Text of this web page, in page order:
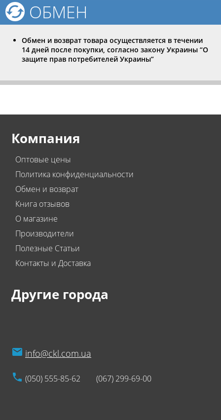
ОБМЕН
Обмен и возврат товара осуществляется в течении
14 дней после покупки, согласно закону Украины “О
защите прав потребителей Украины”
Компания
Оптовые цены
Политика конфиденциальности
Обмен и возврат
Книга отзывов
О магазине
Производители
Полезные Статьи
Контакты и Доставка
Другие города
info@ckl.com.ua
(050) 555-85-62 (067) 299-69-00